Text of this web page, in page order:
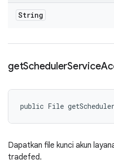
String
getSchedulerService
public File
Dapatkan file kunci akun
tradefed.